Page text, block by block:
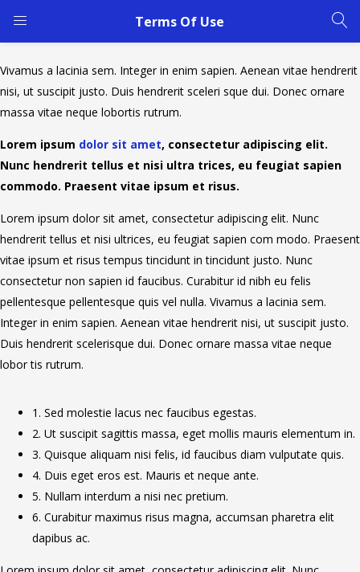
Terms Of Use
Vivamus a lacinia sem. Integer in enim sapien. Aenean vitae hendrerit
nisi, ut suscipit justo. Duis hendrerit sceleri sque dui. Donec ornare
massa vitae neque lobortis rutrum.
Lorem ipsum dolor sit amet, consectetur adipiscing elit.
Nunc hendrerit tellus et nisi ultra trices, eu feugiat sapien
commodo. Praesent vitae ipsum et risus.
Lorem ipsum dolor sit amet, consectetur adipiscing elit. Nunc
hendrerit tellus et nisi ultrices, eu feugiat sapien com modo. Praesent
vitae ipsum et risus tempus tincidunt in tincidunt justo. Nunc
consectetur non sapien id faucibus. Curabitur id nibh eu felis
pellentesque pellentesque quis vel nulla. Vivamus a lacinia sem.
Integer in enim sapien. Aenean vitae hendrerit nisi, ut suscipit justo.
Duis hendrerit scelerisque dui. Donec ornare massa vitae neque
lobor tis rutrum.
1. Sed molestie lacus nec faucibus egestas.
2. Ut suscipit sagittis massa, eget mollis mauris elementum in.
3. Quisque aliquam nisi felis, id faucibus diam vulputate quis.
4. Duis eget eros est. Mauris et neque ante.
5. Nullam interdum a nisi nec pretium.
6. Curabitur maximus risus magna, accumsan pharetra elit
dapibus ac.